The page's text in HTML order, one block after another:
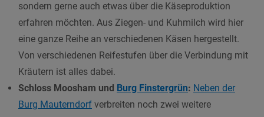
sondern gerne auch etwas über die Käseproduktion
erfahren möchten. Aus Ziegen- und Kuhmilch wird hier
eine ganze Reihe an verschiedenen Käsen hergestellt.
Von verschiedenen Reifestufen über die Verbindung mit
Kräutern ist alles dabei.
Schloss Moosham und Burg Finstergrün: Neben der
Burg Mauterndorf verbreiten noch zwei weitere